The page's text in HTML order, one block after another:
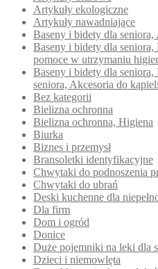
Artykuły ekologiczne
Artykuły nawadniające
Baseny i bidety dla
Baseny i bidety dla seniora,
pomoce w utrzymaniu
Baseny i bidety dla seniora,
seniora, Akcesoria do
Bez kategorii
Bielizna ochronna
Bielizna ochronna, Higiena
Biurka
Biznes i przemysł
Bransoletki identyfikacyjne
Chwytaki do podnoszenia
Chwytaki do ubrań
Deski kuchenne dla
Dla firm
Dom i ogród
Donice
Duże pojemniki na leki dla
Dzieci i niemowlęta